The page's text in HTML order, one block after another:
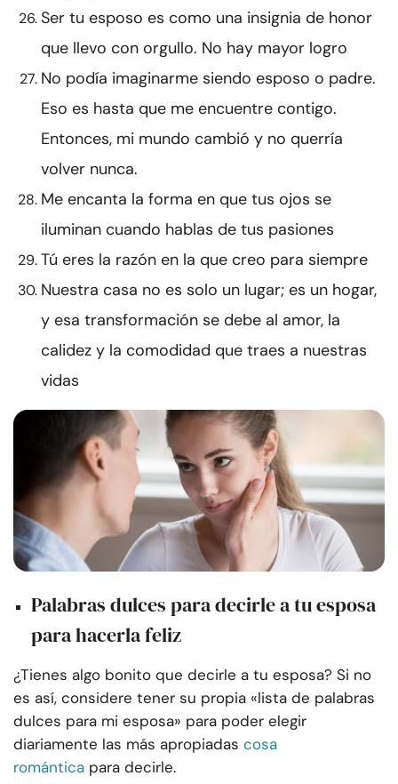
Ser tu esposo es como una insignia de honor
que llevo con orgullo. No hay mayor logro
No podía imaginarme siendo esposo o padre.
Eso es hasta que me encuentre contigo.
Entonces, mi mundo cambió y no querría
volver nunca.
Me encanta la forma en que tus ojos se
iluminan cuando hablas de tus pasiones
Tú eres la razón en la que creo para siempre
Nuestra casa no es solo un lugar; es un hogar,
y esa transformación se debe al amor, la
calidez y la comodidad que traes a nuestras
vidas
Palabras dulces para decirle a tu esposa
para hacerla feliz
¿Tienes algo bonito que decirle a tu esposa? Si no
es así, considere tener su propia «lista de palabras
dulces para mi esposa» para poder elegir
diariamente las más apropiadas cosa
romántica para decirle.